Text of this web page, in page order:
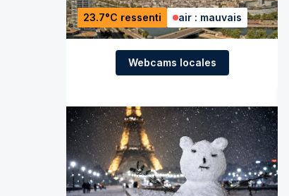
23.7°C ressenti air : mauvais
Webcams locales